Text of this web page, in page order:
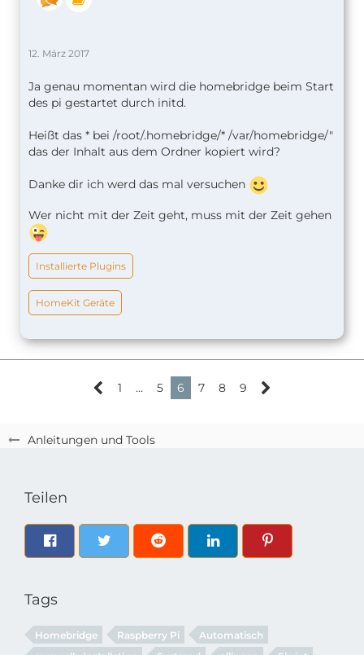
Anleitungen und Tools
12. März 2017
Ja genau momentan wird die homebridge beim Start
des pi gestartet durch initd.
Heißt das * bei /root/.homebridge/* /var/homebridge/"
das der Inhalt aus dem Ordner kopiert wird?
Danke dir ich werd das mal versuchen
Wer nicht mit der Zeit geht, muss mit der Zeit gehen
Installierte Plugins
HomeKit Geräte
1 … 5 6 7 8 9
Teilen
Tags
Homebridge Raspberry Pi
Automatisch